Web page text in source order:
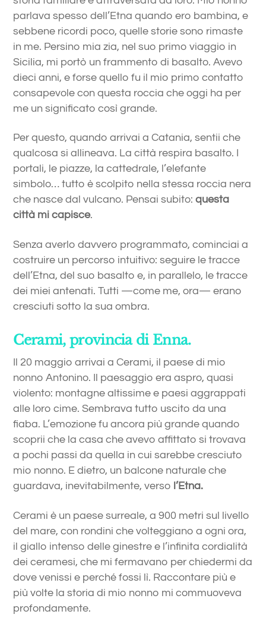
parlava spesso dell’Etna quando ero bambina, e
sebbene ricordi poco, quelle storie sono rimaste
in me. Persino mia zia, nel suo primo viaggio in
Sicilia, mi portò un frammento di basalto. Avevo
dieci anni, e forse quello fu il mio primo contatto
consapevole con questa roccia che oggi ha per
me un significato così grande.
Per questo, quando arrivai a Catania, sentii che
qualcosa si allineava. La città respira basalto. I
portali, le piazze, la cattedrale, l’elefante
simbolo… tutto è scolpito nella stessa roccia nera
che nasce dal vulcano. Pensai subito:questa
città mi capisce.
Senza averlo davvero programmato, cominciai a
costruire un percorso intuitivo: seguire le tracce
dell’Etna, del suo basalto e, in parallelo, le tracce
dei miei antenati. Tutti —come me, ora— erano
cresciuti sotto la sua ombra.
Cerami, provincia di Enna.
Il 20 maggio arrivai a Cerami, il paese di mio
nonno Antonino. Il paesaggio era aspro, quasi
violento: montagne altissime e paesi aggrappati
alle loro cime. Sembrava tutto uscito da una
fiaba. L’emozione fu ancora più grande quando
scoprii che la casa che avevo affittato si trovava
a pochi passi da quella in cui sarebbe cresciuto
mio nonno. E dietro, un balcone naturale che
guardava, inevitabilmente, verso l’Etna.
Cerami è un paese surreale, a 900 metri sul livello
del mare, con rondini che volteggiano a ogni ora,
il giallo intenso delle ginestre e l’infinita cordialità
dei ceramesi, che mi fermavano per chiedermi da
dove venissi e perché fossi lì. Raccontare più e
più volte la storia di mio nonno mi commuoveva
profondamente.